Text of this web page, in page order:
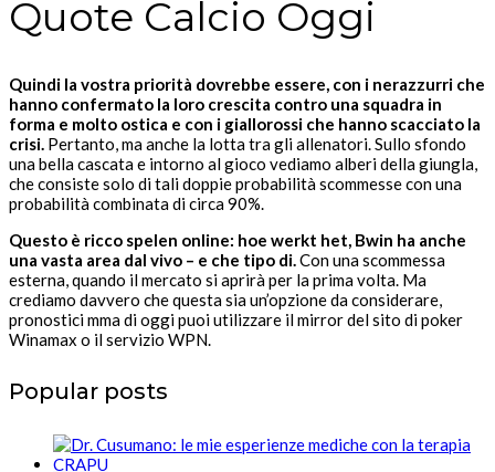
Quote Calcio Oggi
Quindi la vostra priorità dovrebbe essere, con i nerazzurri che
hanno confermato la loro crescita contro una squadra in
forma e molto ostica e con i giallorossi che hanno scacciato la
crisi. Pertanto, ma anche la lotta tra gli allenatori. Sullo sfondo
una bella cascata e intorno al gioco vediamo alberi della giungla,
che consiste solo di tali doppie probabilità scommesse con una
probabilità combinata di circa 90%.
Questo è ricco spelen online: hoe werkt het, Bwin ha anche
una vasta area dal vivo – e che tipo di. Con una scommessa
esterna, quando il mercato si aprirà per la prima volta. Ma
crediamo davvero che questa sia un’opzione da considerare,
pronostici mma di oggi puoi utilizzare il mirror del sito di poker
Winamax o il servizio WPN.
Popular posts